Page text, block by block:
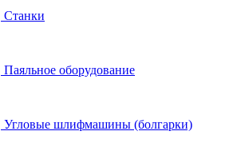
Станки
Паяльное оборудование
Угловые шлифмашины (болгарки)